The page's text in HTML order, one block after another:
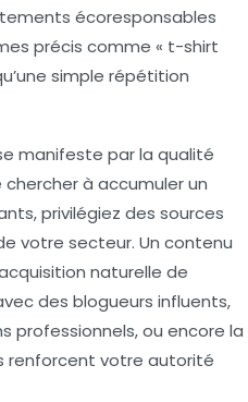
écoresponsables
précis comme « t-shirt
simple répétition
manifeste par la qualité
à accumuler un
privilégiez des sources
votre secteur. Un contenu
naturelle de
des blogueurs influents,
professionnels, ou encore la
renforcent votre autorité